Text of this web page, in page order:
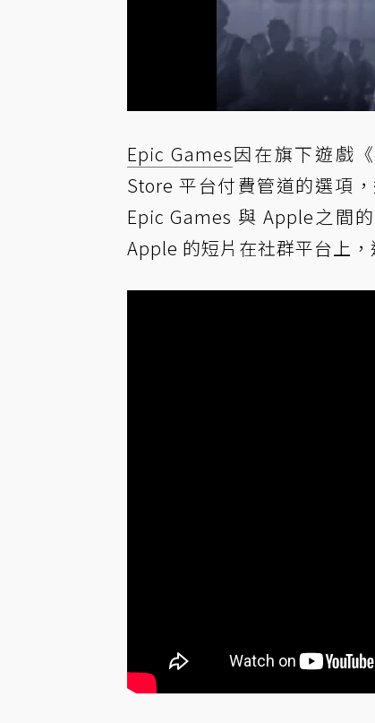
Epic Games因在旗下遊戲《
Store 平台付費管道的選項
Epic Games 與 Apple之間
Apple 的短片在社群平台上